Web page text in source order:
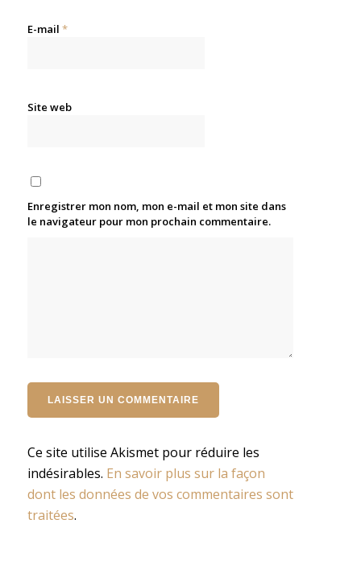
E-mail *
Site web
Enregistrer mon nom, mon e-mail et mon site dans
le navigateur pour mon prochain commentaire.
Ce site utilise Akismet pour réduire les
indésirables. En savoir plus sur la façon
dont les données de vos commentaires sont
traitées.